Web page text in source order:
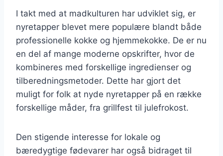
I takt med at madkulturen har udviklet sig, er
nyretapper blevet mere populære blandt både
professionelle kokke og hjemmekokke. De er nu
en del af mange moderne opskrifter, hvor de
kombineres med forskellige ingredienser og
tilberedningsmetoder. Dette har gjort det
muligt for folk at nyde nyretapper på en række
forskellige måder, fra grillfest til julefrokost.
Den stigende interesse for lokale og
bæredygtige fødevarer har også bidraget til